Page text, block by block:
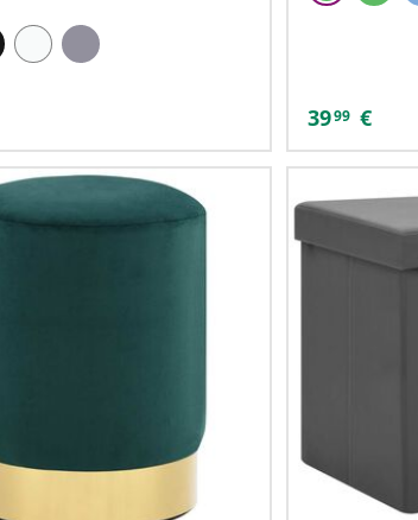
3999 €